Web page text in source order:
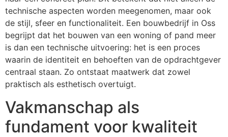
technische aspecten worden meegenomen, maar ook
de stijl, sfeer en functionaliteit. Een bouwbedrijf in Oss
begrijpt dat het bouwen van een woning of pand meer
is dan een technische uitvoering: het is een proces
waarin de identiteit en behoeften van de opdrachtgever
centraal staan. Zo ontstaat maatwerk dat zowel
praktisch als esthetisch overtuigt.
Vakmanschap als
fundament voor kwaliteit